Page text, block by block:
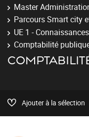
Master
Parcours Smart city
UE 1 -
Comptabilité
Ajouter à la sélection